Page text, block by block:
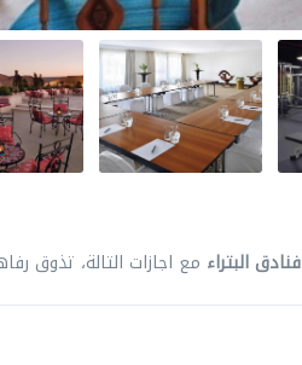
فنادق البتراء مع اجازات التالة، تذوق